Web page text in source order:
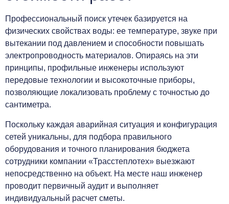
Профессиональный поиск утечек базируется на
физических свойствах воды: ее температуре, звуке при
вытекании под давлением и способности повышать
электропроводность материалов. Опираясь на эти
принципы, профильные инженеры используют
передовые технологии и высокоточные приборы,
позволяющие локализовать проблему с точностью до
сантиметра.
Поскольку каждая аварийная ситуация и конфигурация
сетей уникальны, для подбора правильного
оборудования и точного планирования бюджета
сотрудники компании «Трасстеплотех» выезжают
непосредственно на объект. На месте наш инженер
проводит первичный аудит и выполняет
индивидуальный расчет сметы.